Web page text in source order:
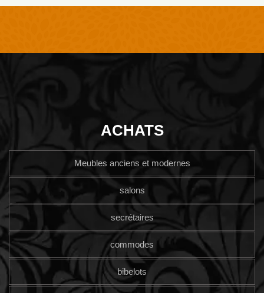
ACHATS
Meubles anciens et modernes
salons
secrétaires
commodes
bibelots